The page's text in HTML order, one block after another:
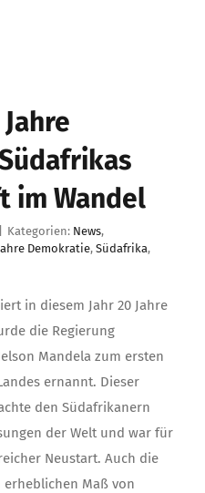
im Wandel
Kategorien: News,
Demokratie, Südafrika,
in diesem Jahr 20 Jahre
die Regierung
Mandela zum ersten
ernannt. Dieser
den Südafrikanern
der Welt und war für
Neustart. Auch die
Maß von